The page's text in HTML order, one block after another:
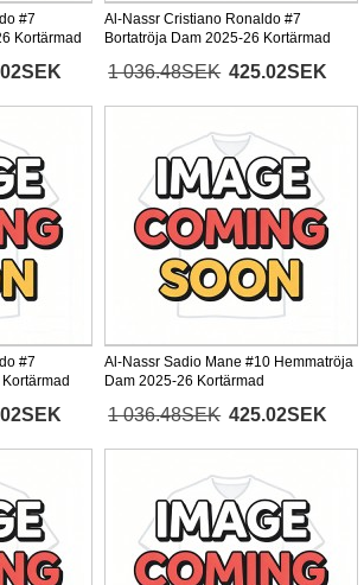
#7
Kortärmad
Al-Nassr Cristiano Ronaldo #7
Bortatröja Dam 2025-26 Kortärmad
1 036.48SEK 425.02SEK
#7
Al-Nassr Sadio Mane #10 Hemmatröja
Dam 2025-26 Kortärmad
1 036.48SEK 425.02SEK